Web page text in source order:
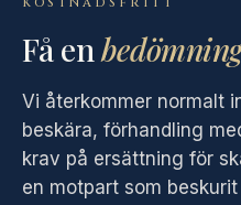
Få en
Vi återkommer normalt
beskära, förhandling
krav på ersättning för
en motpart som